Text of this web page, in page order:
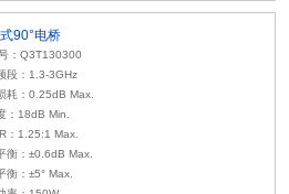
90°电桥
Q3T130300
段：1.3-3GHz
耗：0.25dB Max.
：18dB Min.
：1.25:1 Max.
衡：±0.6dB Max.
衡：±5° Max.